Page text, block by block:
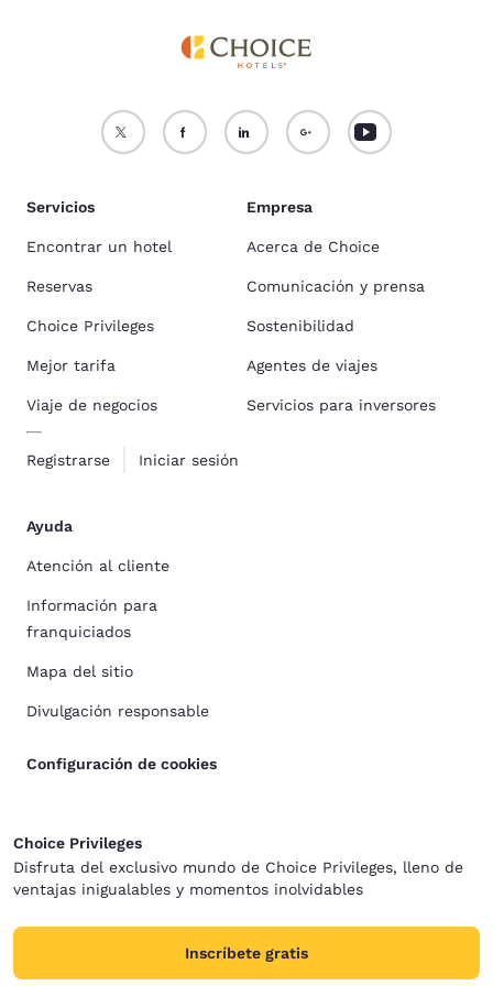
Servicios
Encontrar un hotel
Reservas
Choice Privileges
Mejor tarifa
Viaje de negocios
Registrarse Iniciar sesión
Empresa
Acerca de Choice
Comunicación y prensa
Sostenibilidad
Agentes de viajes
Servicios para inversores
Ayuda
Atención al cliente
Información para
franquiciados
Mapa del sitio
Divulgación responsable
Configuración de cookies
Choice Privileges
Disfruta del exclusivo mundo de Choice Privileges, lleno de
ventajas inigualables y momentos inolvidables
Inscríbete gratis